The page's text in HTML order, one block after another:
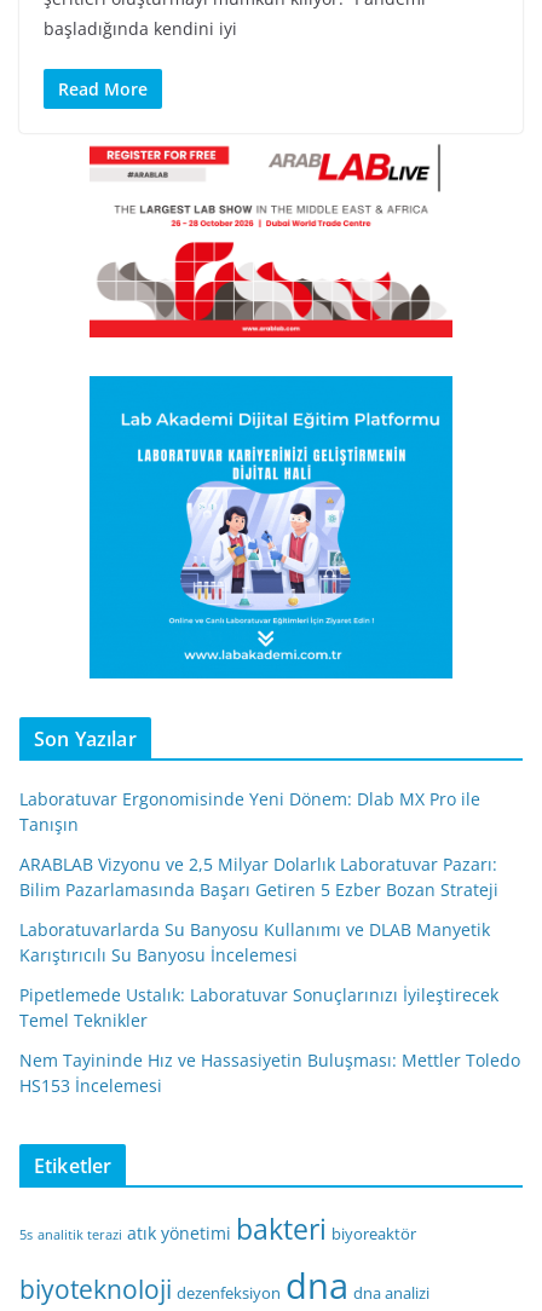
başladığında kendini iyi
Read More
Son Yazılar
Laboratuvar Ergonomisinde Yeni Dönem: Dlab MX Pro ile
Tanışın
ARABLAB Vizyonu ve 2,5 Milyar Dolarlık Laboratuvar Pazarı:
Bilim Pazarlamasında Başarı Getiren 5 Ezber Bozan Strateji
Laboratuvarlarda Su Banyosu Kullanımı ve DLAB Manyetik
Karıştırıcılı Su Banyosu İncelemesi
Pipetlemede Ustalık: Laboratuvar Sonuçlarınızı İyileştirecek
Temel Teknikler
Nem Tayininde Hız ve Hassasiyetin Buluşması: Mettler Toledo
HS153 İncelemesi
Etiketler
5s analitik terazi atık yönetimi bakteri biyoreaktör
biyoteknoloji dezenfeksiyon dna dna analizi